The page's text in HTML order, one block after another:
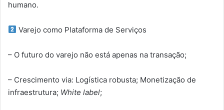
humano.
Varejo como Plataforma de Serviços
– O futuro do varejo não está apenas na transação;
– Crescimento via: Logística robusta; Monetização de
infraestrutura; White label;